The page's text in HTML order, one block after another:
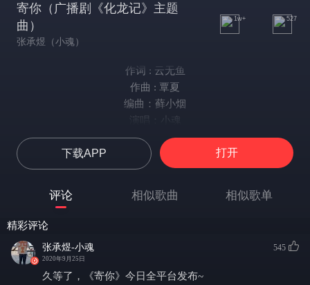
寄你（广播剧《化龙记》主题
曲）
张承煜（小魂）
1w+ 527
作词 : 云无鱼
作曲 : 覃夏
编曲：藓小烟
演唱：小魂
策划：顾溯
制作人：藓小烟
混音&母带：盒饭
PV制作：缦丽溪子
浮生草草如昨日梦里蝴蝶黄
下载APP 打开
评论 相似歌曲 相似歌单
精彩评论
张承煜-小魂
2020年9月25日
545
久等了，《寄你》今日全平台发布~